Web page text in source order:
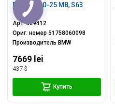
F92 F93 20-25 M8, S63
Арт.869412
Ориг. номер51758060098
ПроизводительBMW
7669 lei
437 $
Купить